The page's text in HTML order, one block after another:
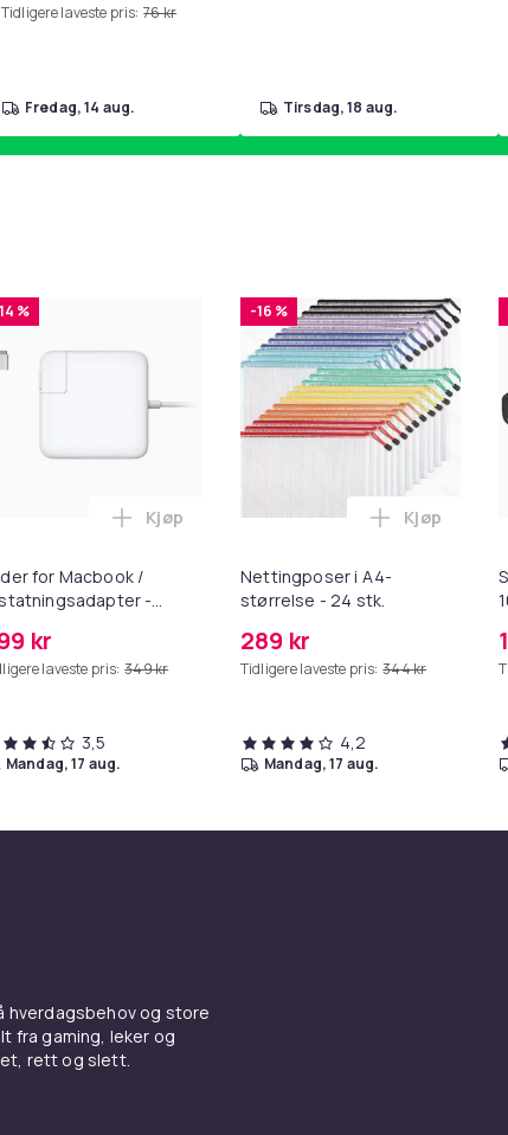
Tidligere laveste pris: 76 kr
fredag, 14 aug. tirsdag, 18 aug.
+ Kabel i handlekurven
22 mm klokkerem i 10-pakning Black i handlekurven
%
for Macbook /
-
kr
laveste pris: 349 kr
Legg Lader for Macbook /
Kjøp
3,5
mandag, 17 aug.
-16 %
Nettingposer i A4-
størrelse - 24 stk.
289 kr
Tidligere laveste pris: 344 kr
Legg
Kjøp
4,2
mandag, 17 aug.
hverdagsbehov og store
fra gaming, leker og
rett og slett.